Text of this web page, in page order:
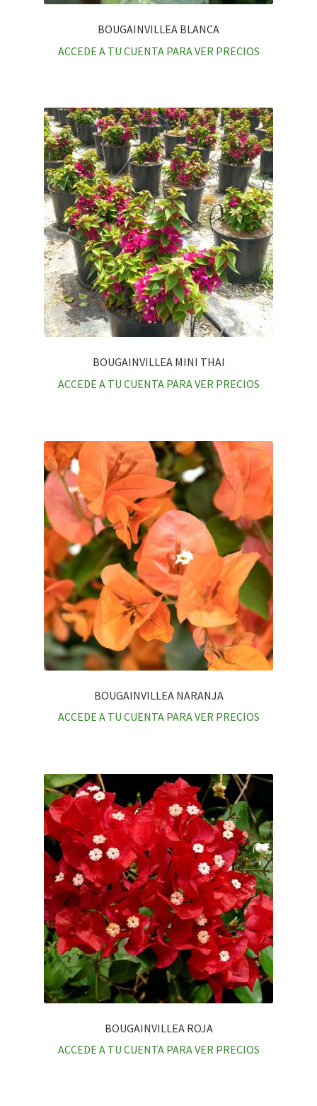
BOUGAINVILLEA BLANCA
ACCEDE A TU CUENTA PARA VER PRECIOS
BOUGAINVILLEA MINI THAI
ACCEDE A TU CUENTA PARA VER PRECIOS
BOUGAINVILLEA NARANJA
ACCEDE A TU CUENTA PARA VER PRECIOS
BOUGAINVILLEA ROJA
ACCEDE A TU CUENTA PARA VER PRECIOS